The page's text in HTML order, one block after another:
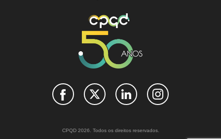
CPQD 2026. Todos os direitos reservados.